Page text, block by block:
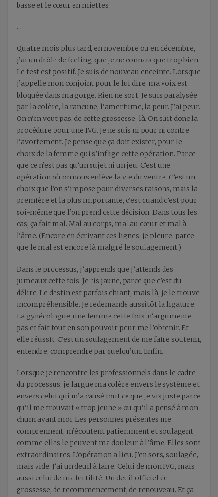
basse et le cœur en miettes.
…
Quatre mois plus tard, en novembre ou en décembre,
j’ai un drôle de feeling, que je ne connais que trop bien.
Le test est positif. Je suis de nouveau enceinte. Lorsque
j’appelle mon conjoint pour le lui dire, ma voix est
bloquée dans ma gorge. Rien ne sort. Je suis paralysée
par la colère, la rancune, l’amertume, la peur. J’ai peur.
On n’en veut pas, de cette grossesse-là. On suit donc la
procédure pour une IVG. Je ne suis ni pour ni contre
l’avortement. Je pense que ça doit exister, pour le
choix de la femme qui s’inflige cette opération. Parce
que ce n’est pas qu’un sujet ni un jeu. C’est une
opération où on nous enlève la vie du ventre. C’est un
choix que l’on s’impose pour diverses raisons, mais la
première et la plus importante, c’est quand c’est pour
soi-même que l’on prend cette décision. Dans tous les
cas, ça fait mal. Mal au corps, mal au cœur et mal à
l’âme. (Encore en écrivant ces lignes, je pleure, parce
que le mal est encore là malgré le soulagement.)
Dans le processus, j’apprends que j’attends des
jumeaux cette fois. Je ris jaune, parce que c’est du
délire. Le destin est parfois chiant, mais là, je le trouve
incompréhensible. Je redemande aussitôt la ligature.
La gynécologue, une femme cette fois, n’argumente
pas et fait tout en son pouvoir pour me l’obtenir. Et
elle réussit. C’est un soulagement de me faire soutenir,
entendre, comprendre par quelqu’un. Enfin.
Lorsque je rencontre les professionnels dans le cadre
du processus, je largue ma colère envers le système et
envers celui qui m’a causé tout ce que je vis juste parce
qu’il me trouvait « trop jeune » ou qu’il a pensé à mon
chum avant moi. Les personnes présentes me
comprennent, m’écoutent patiemment et soulagent
comme elles le peuvent ma douleur à l’âme. Elles sont
extraordinaires. L’opération a lieu. J’en sors, soulagée,
mais vide. J’ai un deuil à faire. Celui de mon IVG, mais
aussi celui de ma fertilité. Un deuil officiel de
grossesse, de recommencement, de renouveau. Et ça